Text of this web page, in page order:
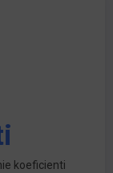
koeficienti